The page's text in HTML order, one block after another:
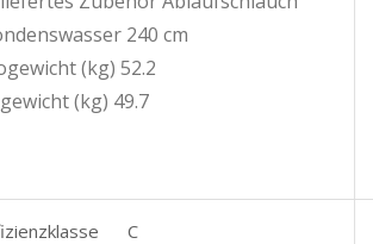
240 cm
(kg) 52.2
(kg) 49.7
C